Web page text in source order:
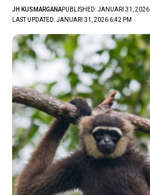
LAST UPDATED: JANUARI 31, 2026 6:42 PM
JH KUSMARGANAPUBLISHED: JANUARI 31, 2026